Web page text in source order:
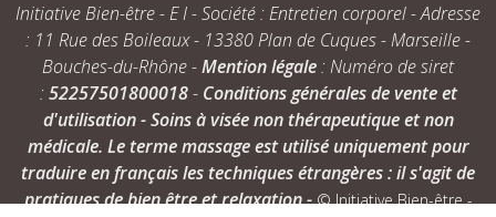
Initiative Bien-être - E I - Société : Entretien corporel - Adresse
: 11 Rue des Boileaux - 13380 Plan de Cuques - Marseille -
Bouches-du-Rhône -Mention légale: Numéro de siret
: 52257501800018- Conditions générales de vente et
d'utilisation - Soins à visée non thérapeutique et non
médicale. Le terme massage est utilisé uniquement pour
traduire en français les techniques étrangères : il s'agit de
pratiques de bien être et relaxation -© Initiative Bien-être -